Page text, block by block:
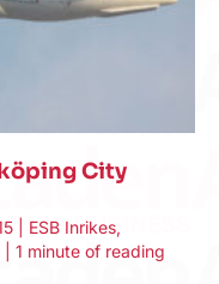
City
ESB Inrikes,
1 minute of reading